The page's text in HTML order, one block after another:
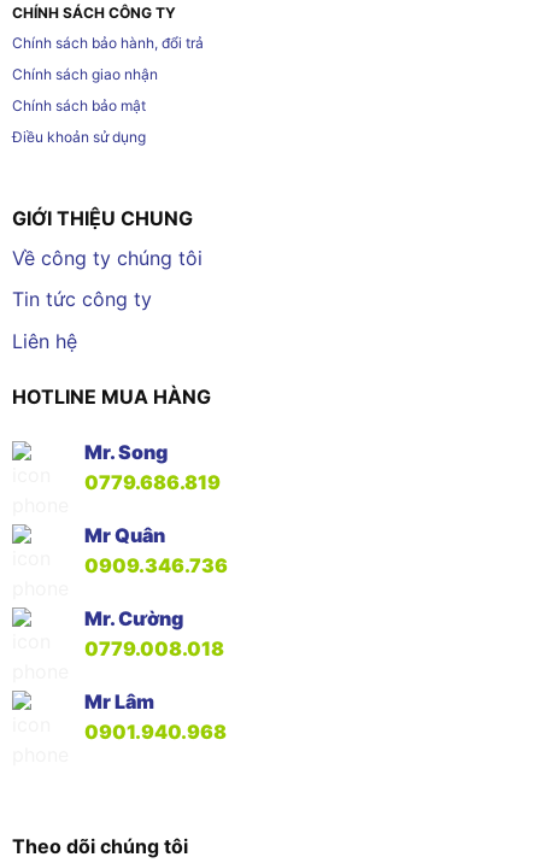
CHÍNH SÁCH CÔNG TY
Chính sách bảo hành, đổi trả
Chính sách giao nhận
Chính sách bảo mật
Điều khoản sử dụng
GIỚI THIỆU CHUNG
Về công ty chúng tôi
Tin tức công ty
Liên hệ
HOTLINE MUA HÀNG
Mr. Song
0779.686.819
Mr Quân
0909.346.736
Mr. Cường
0779.008.018
Mr Lâm
0901.940.968
Theo dõi chúng tôi